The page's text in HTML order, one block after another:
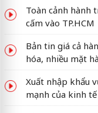
Toàn cảnh hành
cấm vào TP.HCM
Bản tin giá cả
hóa, nhiều mặt
Xuất nhập khẩu
mạnh của kinh